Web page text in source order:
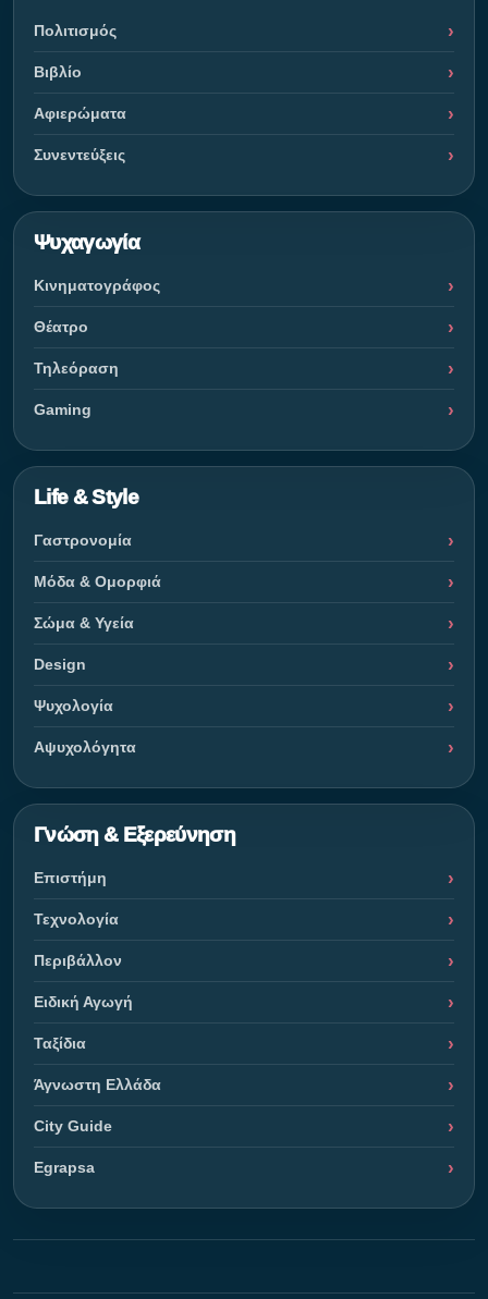
Πολιτισμός
Βιβλίο
Αφιερώματα
Συνεντεύξεις
Ψυχαγωγία
Κινηματογράφος
Θέατρο
Τηλεόραση
Gaming
Life & Style
Γαστρονομία
Μόδα & Ομορφιά
Σώμα & Υγεία
Design
Ψυχολογία
Αψυχολόγητα
Γνώση & Εξερεύνηση
Επιστήμη
Τεχνολογία
Περιβάλλον
Ειδική Αγωγή
Ταξίδια
Άγνωστη Ελλάδα
City Guide
Egrapsa